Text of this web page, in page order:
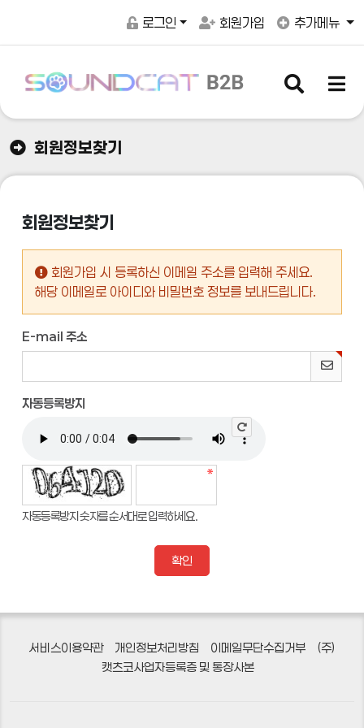
로그인 회원가입 추가메뉴
검
버
메
버
회원정보찾기
회원정보찾기
회원가입 시 등록하신 이메일 주소를 입력해 주세요.
해당 이메일로 아이디와 비밀번호 정보를 보내드립니다.
E-mail 주소
자동등록방지
자동등록방지 숫자를 순서대로 입력하세요.
서비스이용약관 개인정보처리방침 이메일무단수집거부
(주)
캣츠코사업자등록증 및 통장사본